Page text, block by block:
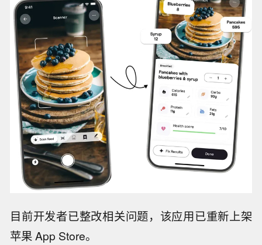
目前开发者已整改相关问题，该应用已重新上架
苹果 App Store。